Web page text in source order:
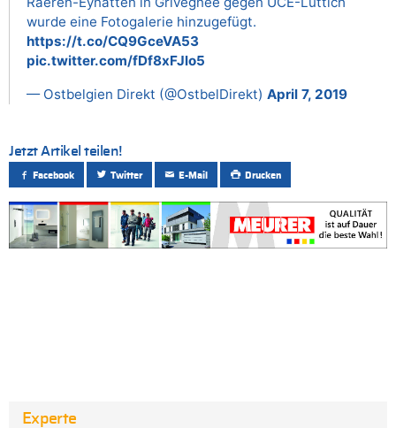
wurde eine Fotogalerie hinzugefügt.
https://t.co/CQ9GceVA53
pic.twitter.com/fDf8xFJlo5
— Ostbelgien Direkt (@OstbelDirekt) April 7, 2019
Jetzt Artikel teilen!
Facebook Twitter E-Mail Drucken
Experte